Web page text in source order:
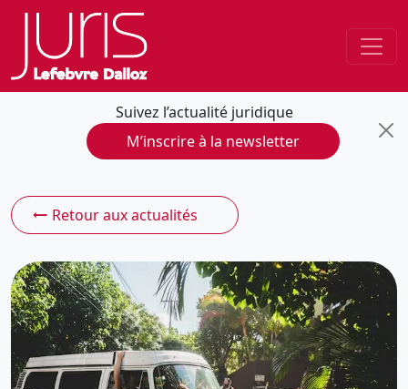
Suivez l’actualité juridique
M’inscrire à la newsletter
Retour aux actualités